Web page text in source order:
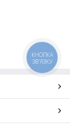
КНОПКА
ЗВ'ЯЗКУ